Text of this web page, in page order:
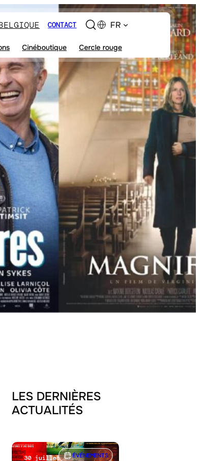
CONTACT FR
Cinéboutique Cercle rouge
LES DERNIÈRES
ACTUALITÉS
ÉVÉNEMENTS
30 juillet 2026